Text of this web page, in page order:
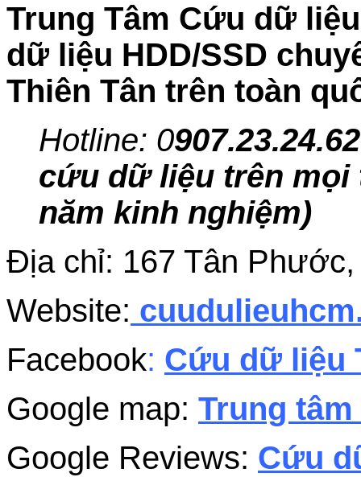
Trung Tâm Cứu dữ
dữ liệu HDD/SSD
Thiên Tân trên toàn
Hotline: 0
cứu dữ liệu trên
năm kinh nghiệm)
Địa chỉ: 167 Tân
Website:
Facebook: Cứu dữ liệu
Google map: Trung
Google Reviews: Cứu